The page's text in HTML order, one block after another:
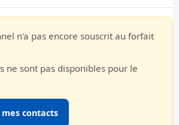
n'a pas encore souscrit au forfait
ne sont pas disponibles pour le
contacts